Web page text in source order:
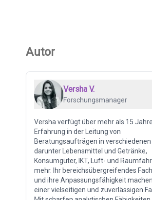
Autor
Versha V.
Forschungsmanager
Versha verfügt über mehr als 15 Jahre
Erfahrung in der Leitung von
Beratungsaufträgen in verschiedenen
darunter Lebensmittel und Getränke,
Konsumgüter, IKT, Luft- und
mehr. Ihr bereichsübergreifendes
und ihre Anpassungsfähigkeit
einer vielseitigen und zuverlässigen